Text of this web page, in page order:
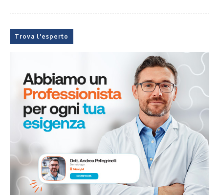
Trova l'esperto